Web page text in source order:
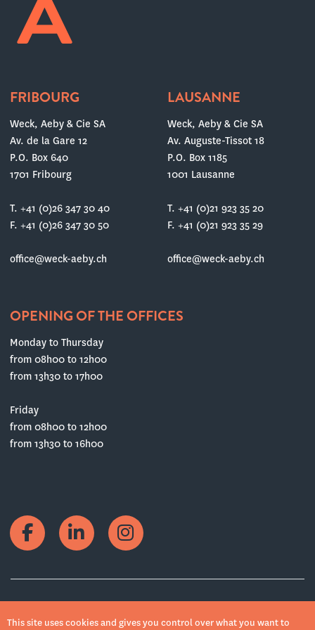
FRIBOURG
Weck, Aeby & Cie SA
Av. de la Gare 12
P.O. Box 640
1701 Fribourg
T. +41 (0)26 347 30 40
F. +41 (0)26 347 30 50
office@weck-aeby.ch
LAUSANNE
Weck, Aeby & Cie SA
Av. Auguste-Tissot 18
P.O. Box 1185
1001 Lausanne
T. +41 (0)21 923 35 20
F. +41 (0)21 923 35 29
office@weck-aeby.ch
OPENING OF THE OFFICES
Monday to Thursday
from 08h00 to 12h00
from 13h30 to 17h00
Friday
from 08h00 to 12h00
from 13h30 to 16h00
This site uses cookies and gives you control over what you want to